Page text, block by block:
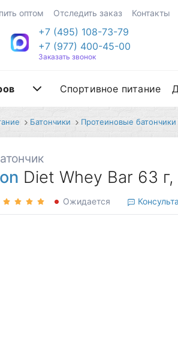
оптом Отследить заказ Контакты
+7 (495) 108-73-79
+7 (977) 400-45-00
Заказать звонок
Спортивное питание
Батончики Протеиновые батончики
Diet Whey Bar 63
Ожидается